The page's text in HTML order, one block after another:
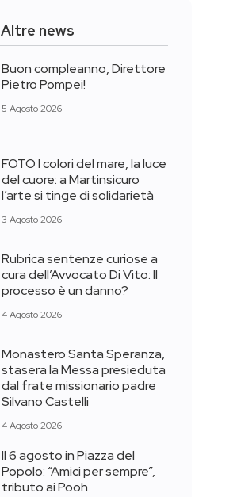
Altre news
Buon compleanno, Direttore
Pietro Pompei!
5 Agosto 2026
FOTO I colori del mare, la luce
del cuore: a Martinsicuro
l’arte si tinge di solidarietà
3 Agosto 2026
Rubrica sentenze curiose a
cura dell’Avvocato Di Vito: Il
processo è un danno?
4 Agosto 2026
Monastero Santa Speranza,
stasera la Messa presieduta
dal frate missionario padre
Silvano Castelli
4 Agosto 2026
Il 6 agosto in Piazza del
Popolo: “Amici per sempre”,
tributo ai Pooh